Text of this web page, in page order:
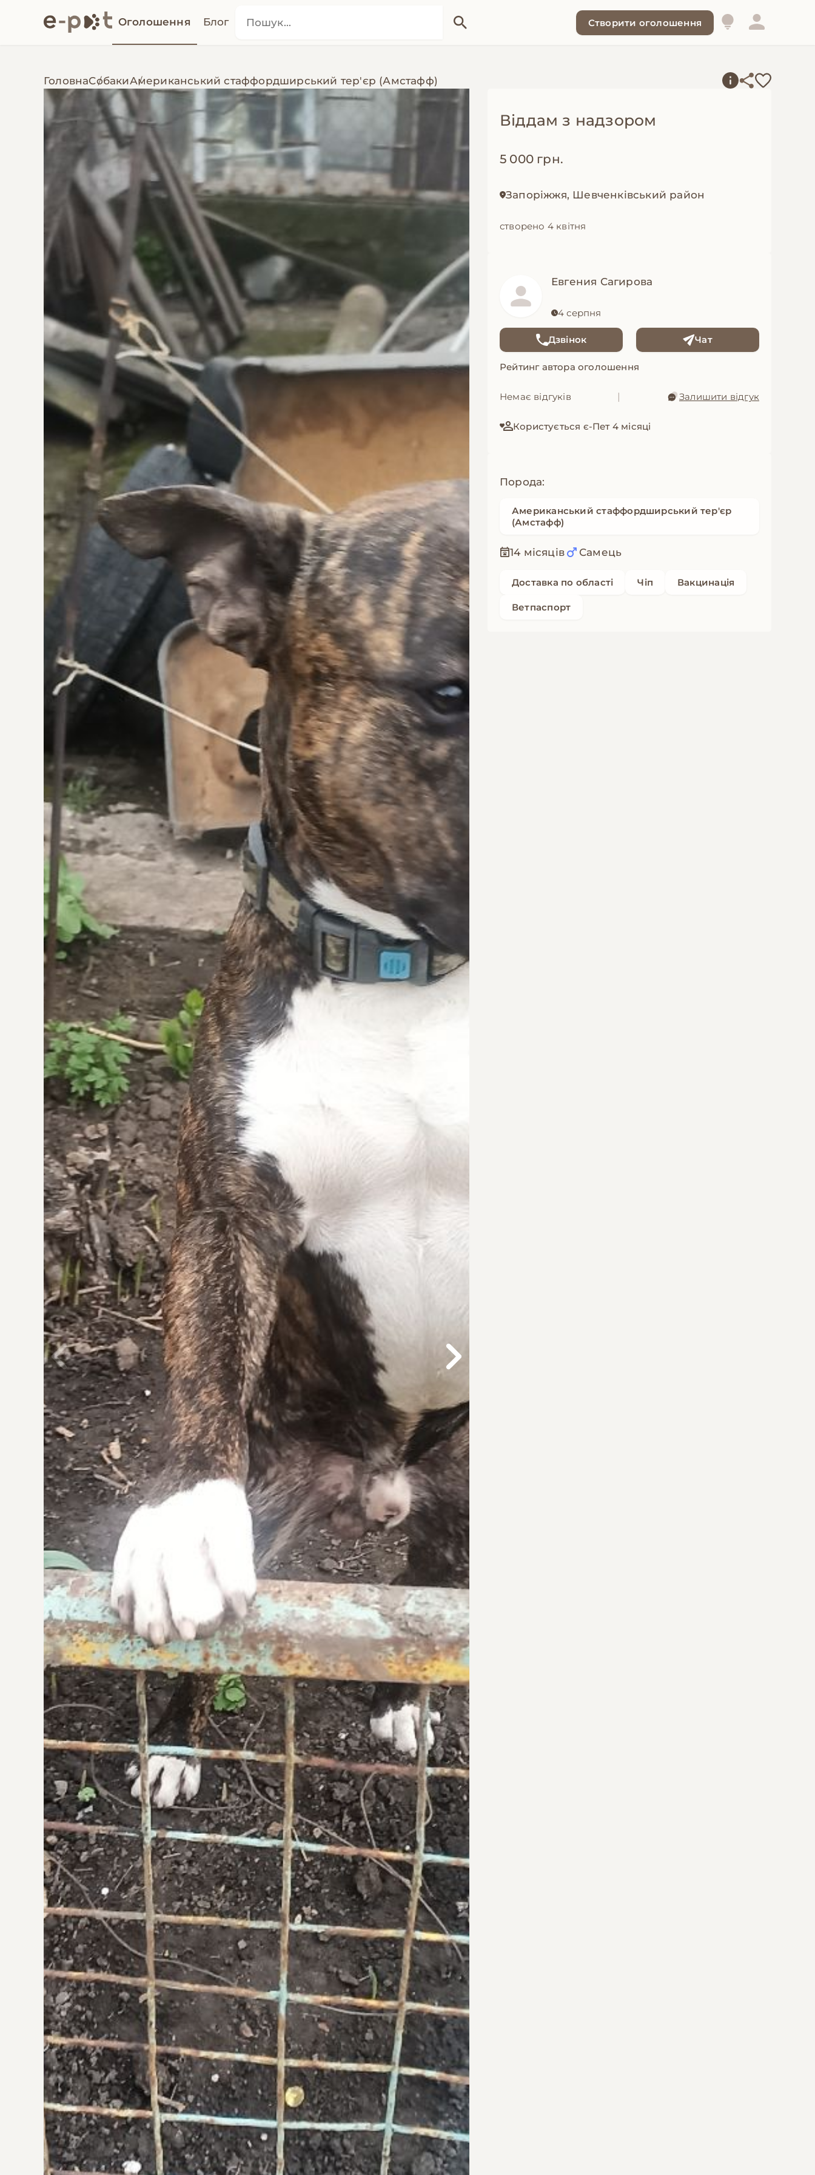
Оголошення Блог Створити оголошення
ГоловнаСобакиАмериканський стаффордширський тер'єр (Амстафф)
Віддам з надзором
5 000 грн.
Запоріжжя, Шевченківський район
створено 4 квітня
Евгения Сагирова
4 серпня
Дзвінок Чат
Рейтинг автора оголошення
Немає відгуків | Залишити відгук
Користується є-Пет 4 місяці
Порода:
Американський стаффордширський тер'єр
(Амстафф)
14 місяців Самець
Доставка по області Чіп Вакцинація
Ветпаспорт